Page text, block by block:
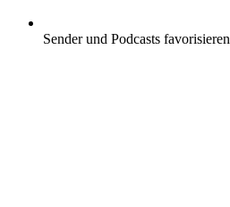
Sender und Podcasts favorisieren